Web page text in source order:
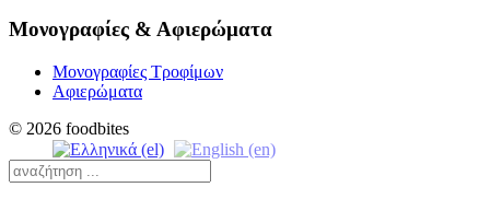
Μονογραφίες & Αφιερώματα
Μονογραφίες Τροφίμων
Αφιερώματα
© 2026 foodbites